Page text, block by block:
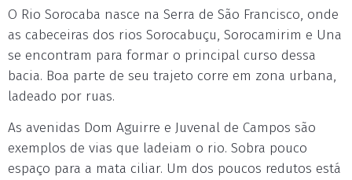
O Rio Sorocaba nasce na Serra de São Francisco, onde
as cabeceiras dos rios Sorocabuçu, Sorocamirim e Una
se encontram para formar o principal curso dessa
bacia. Boa parte de seu trajeto corre em zona urbana,
ladeado por ruas.
As avenidas Dom Aguirre e Juvenal de Campos são
exemplos de vias que ladeiam o rio. Sobra pouco
espaço para a mata ciliar. Um dos poucos redutos está